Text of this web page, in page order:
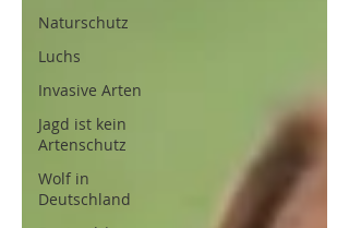
Naturschutz
Luchs
Invasive Arten
Jagd ist kein
Artenschutz
Wolf in
Deutschland